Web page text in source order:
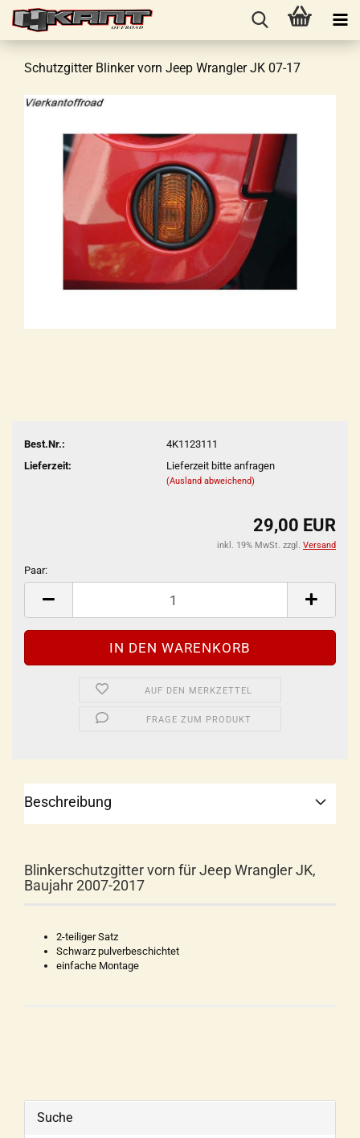
Schutzgitter Blinker vorn Jeep Wrangler JK 07-17
Best.Nr.:
4K1123111
Lieferzeit:
Lieferzeit bitte anfragen
(Ausland abweichend)
29,00 EUR
inkl. 19% MwSt. zzgl. Versand
Paar:
Paar
AUF DEN MERKZETTEL
FRAGE ZUM PRODUKT
Beschreibung
Blinkerschutzgitter vorn für Jeep Wrangler JK,
Baujahr 2007-2017
2-teiliger Satz
Schwarz pulverbeschichtet
einfache Montage
Suche